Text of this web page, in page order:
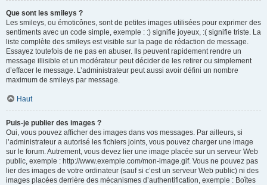
Que sont les smileys ?
Les smileys, ou émoticônes, sont de petites images utilisées pour exprimer des
sentiments avec un code simple, exemple : :) signifie joyeux, :( signifie triste. La
liste complète des smileys est visible sur la page de rédaction de message.
Essayez toutefois de ne pas en abuser. Ils peuvent rapidement rendre un
message illisible et un modérateur peut décider de les retirer ou simplement
d’effacer le message. L’administrateur peut aussi avoir défini un nombre
maximum de smileys par message.
Haut
Puis-je publier des images ?
Oui, vous pouvez afficher des images dans vos messages. Par ailleurs, si
l’administrateur a autorisé les fichiers joints, vous pouvez charger une image
sur le forum. Autrement, vous devez lier une image placée sur un serveur Web
public, exemple : http://www.exemple.com/mon-image.gif. Vous ne pouvez pas
lier des images de votre ordinateur (sauf si c’est un serveur Web public) ni des
images placées derrière des mécanismes d’authentification, exemple : Boîtes